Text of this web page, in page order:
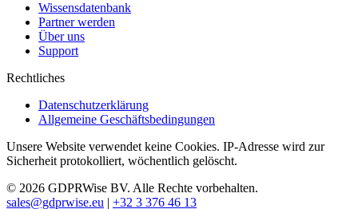
Wissensdatenbank
Partner werden
Über uns
Support
Rechtliches
Datenschutzerklärung
Allgemeine Geschäftsbedingungen
Unsere Website verwendet keine Cookies. IP-Adresse wird zur
Sicherheit protokolliert, wöchentlich gelöscht.
© 2026 GDPRWise BV. Alle Rechte vorbehalten.
sales@gdprwise.eu | +32 3 376 46 13